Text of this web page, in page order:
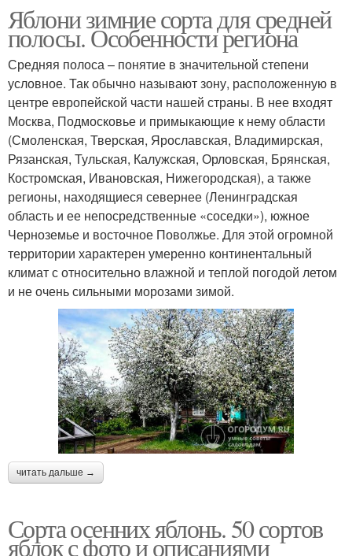
Яблони зимние сорта для средней
полосы. Особенности региона
Средняя полоса – понятие в значительной степени
условное. Так обычно называют зону, расположенную в
центре европейской части нашей страны. В нее входят
Москва, Подмосковье и примыкающие к нему области
(Смоленская, Тверская, Ярославская, Владимирская,
Рязанская, Тульская, Калужская, Орловская, Брянская,
Костромская, Ивановская, Нижегородская), а также
регионы, находящиеся севернее (Ленинградская
область и ее непосредственные «соседки»), южное
Черноземье и восточное Поволжье. Для этой огромной
территории характерен умеренно континентальный
климат с относительно влажной и теплой погодой летом
и не очень сильными морозами зимой.
читать дальше →
Сорта осенних яблонь. 50 сортов
яблок с фото и описаниями